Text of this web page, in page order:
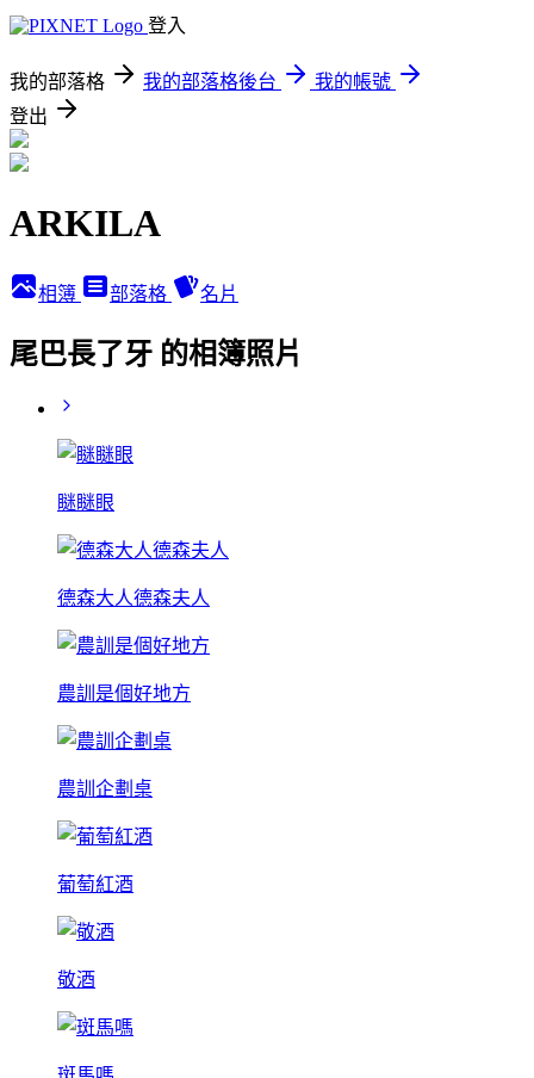
登入
我的部落格 我的部落格後台
我的帳號
登出
ARKILA
相簿 部落格 名片
尾巴長了牙 的相簿照片
瞇瞇眼
德森大人德森夫人
農訓是個好地方
農訓企劃桌
葡萄紅酒
敬酒